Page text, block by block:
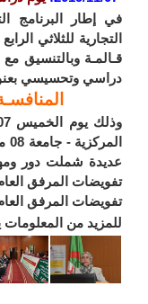
في إطار البرنامج
قـالمـة وبالتنسيق
دراسي وتحسيسي
عديدة شملت دور
تفويضات المرفق
تفويضات المرفق
للمزيد من